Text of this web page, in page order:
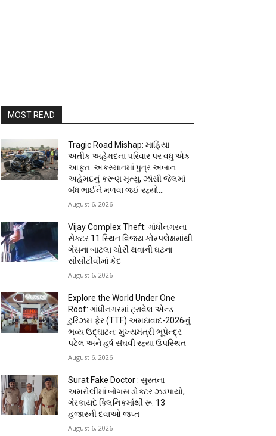
MOST READ
Tragic Road Mishap: માફિયા
અતીક અહેમદના પરિવાર પર વધુ એક
આફત: અકસ્માતમાં પુત્ર અબાન
અહેમદનું કરૂણ મૃત્યુ, ઝાંસી જેલમાં
બંધ ભાઈને મળવા જઈ રહ્યો...
August 6, 2026
Vijay Complex Theft: ગાંધીનગરના
સેક્ટર 11 સ્થિત વિજય કોમ્પલેક્ષમાંથી
ગેસના બાટલા ચોરી થવાની ઘટના
સીસીટીવીમાં કેદ
August 6, 2026
Explore the World Under One
Roof: ગાંધીનગરમાં ટ્રાવેલ એન્ડ
ટુરિઝમ ફેર (TTF) અમદાવાદ-2026નું
ભવ્ય ઉદ્ઘાટન: મુખ્યમંત્રી ભૂપેન્દ્ર
પટેલ અને હર્ષ સંઘવી રહ્યા ઉપસ્થિત
August 6, 2026
Surat Fake Doctor : સુરતના
અમરોલીમાં બોગસ ડોક્ટર ઝડપાયો,
ગેરકાયદે ક્લિનિકમાંથી રૂ. 13
હજારની દવાઓ જપ્ત
August 6, 2026